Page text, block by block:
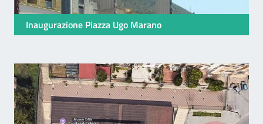
Inaugurazione Piazza Ugo Marano